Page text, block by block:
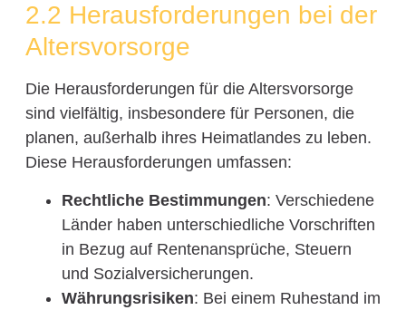
2.2 Herausforderungen bei der
Altersvorsorge
Die Herausforderungen für die Altersvorsorge
sind vielfältig, insbesondere für Personen, die
planen, außerhalb ihres Heimatlandes zu leben.
Diese Herausforderungen umfassen:
Rechtliche Bestimmungen: Verschiedene
Länder haben unterschiedliche Vorschriften
in Bezug auf Rentenansprüche, Steuern
und Sozialversicherungen.
Währungsrisiken: Bei einem Ruhestand im